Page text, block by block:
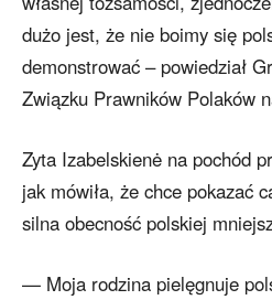
dużo jest, że nie boimy się
demonstrować – powiedział
Związku Prawników Polaków
Zyta Izabelskienė na pochód
jak mówiła, że chce pokazać
silna obecność polskiej
— Moja rodzina pielęgnuje